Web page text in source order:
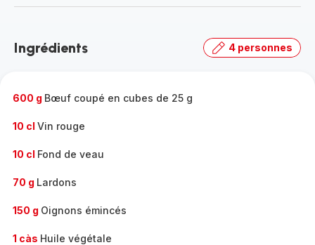
-
gamme
Ingrédients 4 personnes
600 g Bœuf coupé en cubes de 25 g
10 cl Vin rouge
10 cl Fond de veau
70 g Lardons
150 g Oignons émincés
1 càs Huile végétale